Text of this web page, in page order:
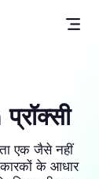
एक जैसे नहीं
के आधार